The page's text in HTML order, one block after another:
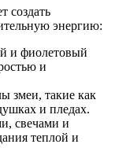
создать
энергию:
и фиолетовый
и
змеи, такие как
и пледах.
свечами и
теплой и